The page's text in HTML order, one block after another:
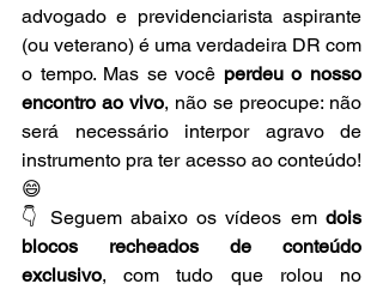
advogado e previdenciarista aspirante
(ou veterano) é uma verdadeira DR com
o tempo. Mas se você perdeu o nosso
encontro ao vivo, não se preocupe: não
será necessário interpor agravo de
instrumento pra ter acesso ao conteúdo!
😄
👇 Seguem abaixo os vídeos em dois
blocos recheados de conteúdo
exclusivo, com tudo que rolou no